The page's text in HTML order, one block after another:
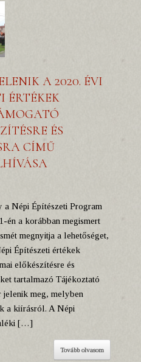
A 2020. ÉVI
ÉRTÉKEK
ÉS
CÍMŰ
Népi Építészeti Program
én a korábban megismert
megnyitja a lehetőséget,
Építészeti értékek
előkészítésre és
tartalmazó Tájékoztató
meg, melyben
a kiírásról. A Népi
[…]
Tovább olvasom